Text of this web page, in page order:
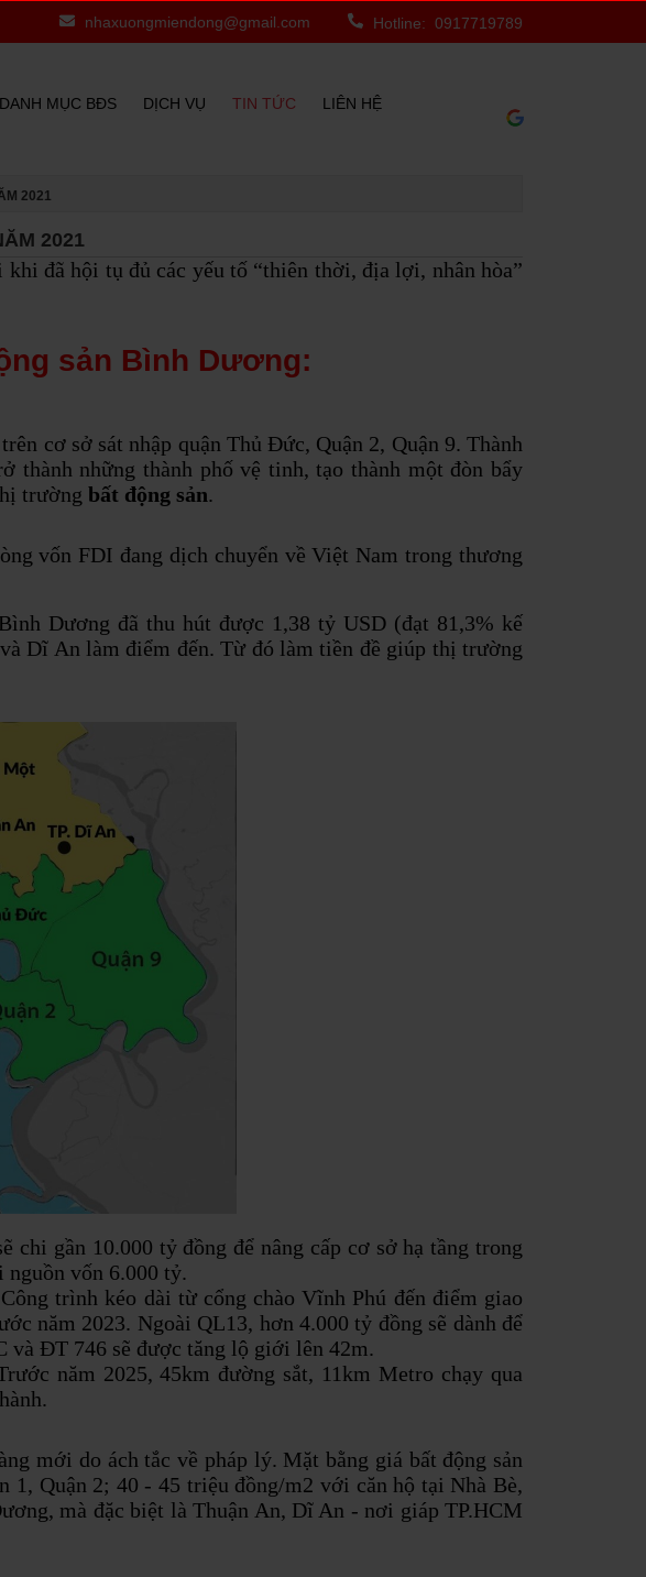
nhaxuongmiendong@gmail.com Hotline: 0917719789
DANH MỤC BĐS DỊCH VỤ TIN TỨC LIÊN HỆ
2021
2021
đã hội tụ đủ các yếu tố “thiên thời, địa lợi, nhân hòa”
sản Bình Dương:
cơ sở sát nhập quận Thủ Đức, Quận 2, Quận 9.Thành
những thành phố vệ tinh, tạo thành một đòn bẩy
trường bất động sản.
vốn FDI đang dịch chuyển về Việt Nam trong thương
Dương đã thu hút được 1,38 tỷ USD (đạt 81,3% kế
Dĩ An làm điểm đến. Từ đó làm tiền đề giúp thị trường
chi gần 10.000 tỷ đồng để nâng cấp cơ sở hạ tầng trong
nguồn vốn 6.000 tỷ.
trình kéo dài từ cổng chào Vĩnh Phú đến điểm giao
năm 2023. Ngoài QL13, hơn 4.000 tỷ đồng sẽ dành để
ĐT 746 sẽ được tăng lộ giới lên 42m.
năm 2025, 45km đường sắt, 11km Metro chạy qua
mới do ách tắc về pháp lý. Mặt bằng giá bất động sản
Quận 2; 40 - 45 triệu đồng/m2 với căn hộ tại Nhà Bè,
mà đặc biệt là Thuận An, Dĩ An - nơi giáp TP.HCM